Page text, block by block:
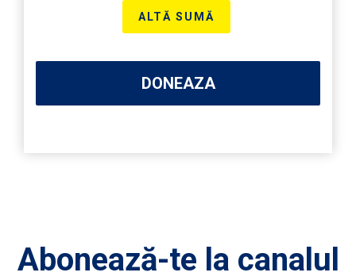
ALTĂ SUMĂ
DONEAZA
Abonează-te la canalul